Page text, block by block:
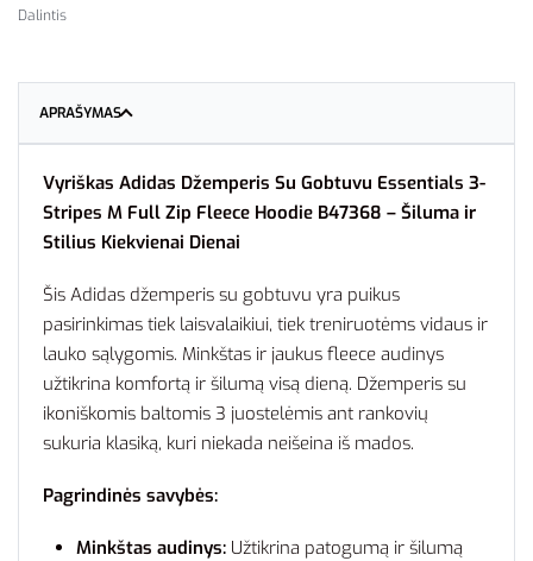
Dalintis
APRAŠYMAS
Vyriškas Adidas Džemperis Su Gobtuvu Essentials 3-
Stripes M Full Zip Fleece Hoodie B47368 – Šiluma ir
Stilius Kiekvienai Dienai
Šis Adidas džemperis su gobtuvu yra puikus
pasirinkimas tiek laisvalaikiui, tiek treniruotėms vidaus ir
lauko sąlygomis. Minkštas ir jaukus fleece audinys
užtikrina komfortą ir šilumą visą dieną. Džemperis su
ikoniškomis baltomis 3 juostelėmis ant rankovių
sukuria klasiką, kuri niekada neišeina iš mados.
Pagrindinės savybės:
Minkštas audinys: Užtikrina patogumą ir šilumą